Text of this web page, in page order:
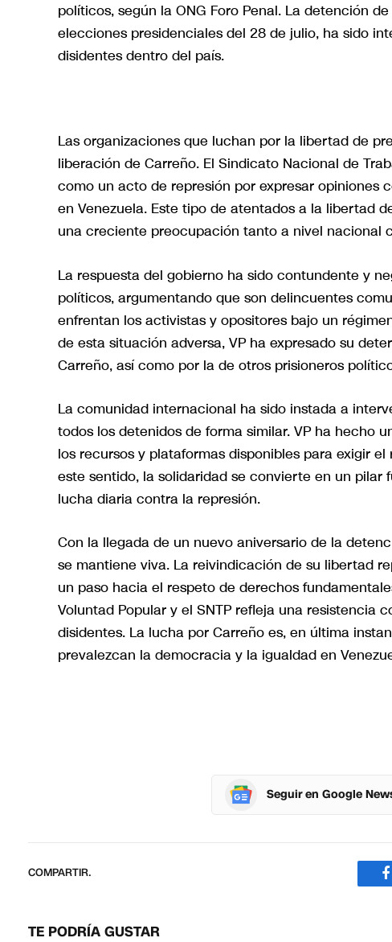
políticos, según la ONG Foro Penal. La detención
elecciones presidenciales del 28 de julio, ha sido
disidentes dentro del país.
Las organizaciones que luchan por la libertad de
liberación de Carreño. El Sindicato Nacional de
como un acto de represión por expresar opiniones
en Venezuela. Este tipo de atentados a la libertad
una creciente preocupación tanto a nivel nacional
La respuesta del gobierno ha sido contundente y
políticos, argumentando que son delincuentes
enfrentan los activistas y opositores bajo un
de esta situación adversa, VP ha expresado su
Carreño, así como por la de otros prisioneros
La comunidad internacional ha sido instada a
todos los detenidos de forma similar. VP ha hecho
los recursos y plataformas disponibles para exigir
este sentido, la solidaridad se convierte en un
lucha diaria contra la represión.
Con la llegada de un nuevo aniversario de la
se mantiene viva. La reivindicación de su libertad
un paso hacia el respeto de derechos
Voluntad Popular y el SNTP refleja una
disidentes. La lucha por Carreño es, en última
prevalezcan la democracia y la igualdad en
Seguir en Google
COMPARTIR.
TE PODRÍA GUSTAR